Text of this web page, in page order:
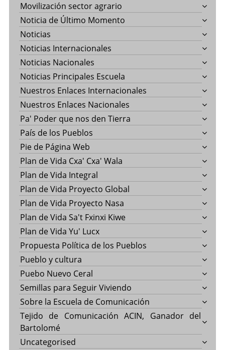
Movilización sector agrario
Noticia de Último Momento
Noticias
Noticias Internacionales
Noticias Nacionales
Noticias Principales Escuela
Nuestros Enlaces Internacionales
Nuestros Enlaces Nacionales
Pa' Poder que nos den Tierra
País de los Pueblos
Pie de Página Web
Plan de Vida Cxa' Cxa' Wala
Plan de Vida Integral
Plan de Vida Proyecto Global
Plan de Vida Proyecto Nasa
Plan de Vida Sa't Fxinxi Kiwe
Plan de Vida Yu' Lucx
Propuesta Política de los Pueblos
Pueblo y cultura
Puebo Nuevo Ceral
Semillas para Seguir Viviendo
Sobre la Escuela de Comunicación
Tejido de Comunicación ACIN, Ganador del
Bartolomé
Uncategorised